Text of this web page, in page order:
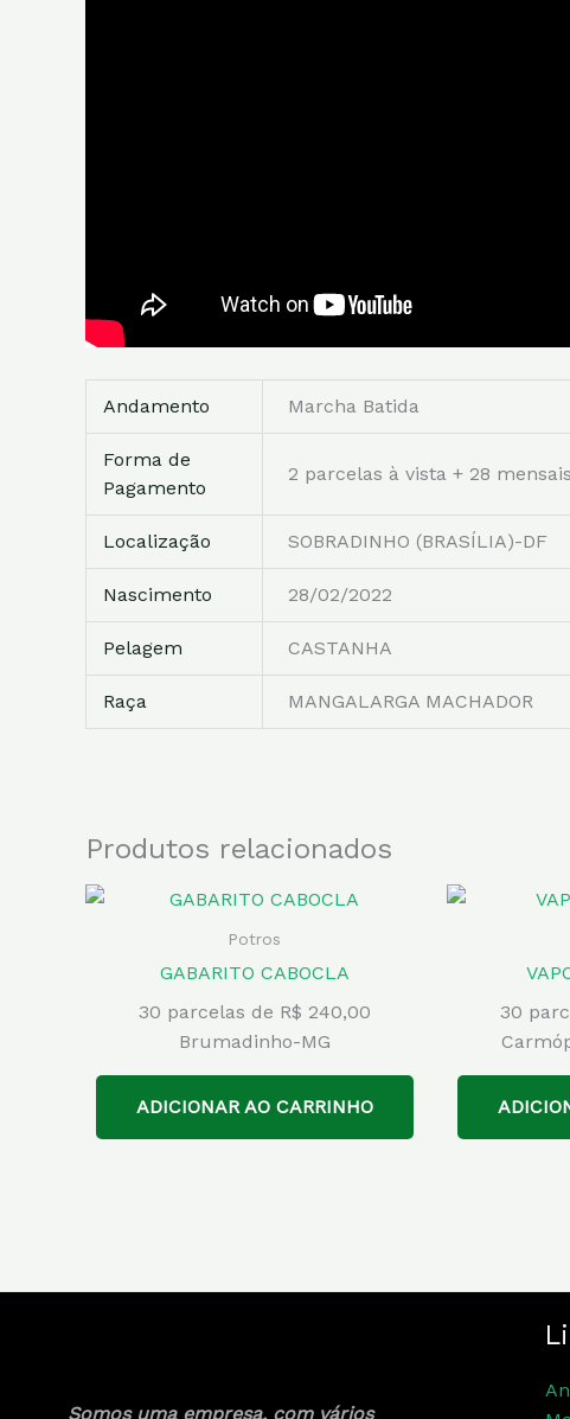
Andamento Marcha Batida
Forma de
Pagamento
2 parcelas à vista + 28
Localização SOBRADINHO (BRASÍLIA)-DF
Nascimento 28/02/2022
Pelagem CASTANHA
Raça MANGALARGA MACHADOR
Produtos relacionados
Potros
GABARITO CABOCLA
30 parcelas de R$ 240,00
Brumadinho-MG
ADICIONAR AO CARRINHO
30
Somos uma empresa, com vários